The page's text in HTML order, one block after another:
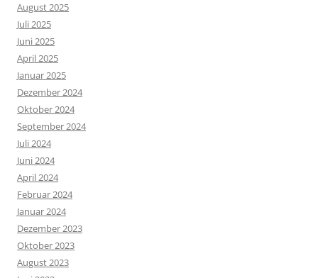
August 2025
Juli 2025
Juni 2025
April 2025
Januar 2025
Dezember 2024
Oktober 2024
September 2024
Juli 2024
Juni 2024
April 2024
Februar 2024
Januar 2024
Dezember 2023
Oktober 2023
August 2023